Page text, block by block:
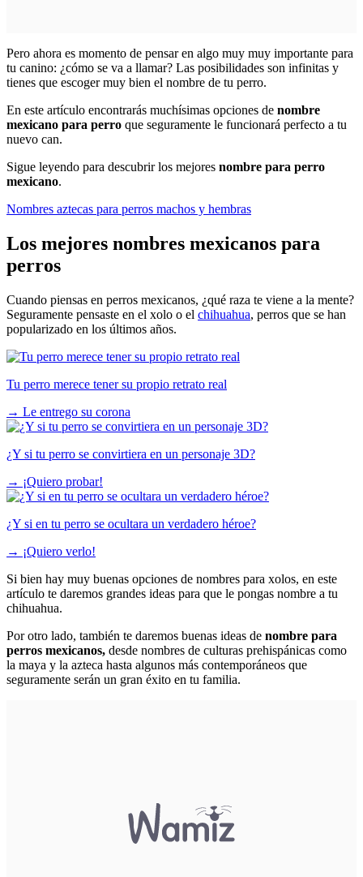
Pero ahora es momento de pensar en algo muy muy importante para
tu canino: ¿cómo se va a llamar? Las posibilidades son infinitas y
tienes que escoger muy bien el nombre de tu perro.
En este artículo encontrarás muchísimas opciones de nombre
mexicano para perro que seguramente le funcionará perfecto a tu
nuevo can.
Sigue leyendo para descubrir los mejores nombre para perro
mexicano.
Nombres aztecas para perros machos y hembras
Los mejores nombres mexicanos para
perros
Cuando piensas en perros mexicanos, ¿qué raza te viene a la mente?
Seguramente pensaste en el xolo o el chihuahua, perros que se han
popularizado en los últimos años.
Tu perro merece tener su propio retrato real
→ Le entrego su corona
¿Y si tu perro se convirtiera en un personaje 3D?
→ ¡Quiero probar!
¿Y si en tu perro se ocultara un verdadero héroe?
→ ¡Quiero verlo!
Si bien hay muy buenas opciones de nombres para xolos, en este
artículo te daremos grandes ideas para que le pongas nombre a tu
chihuahua.
Por otro lado, también te daremos buenas ideas de nombre para
perros mexicanos, desde nombres de culturas prehispánicas como
la maya y la azteca hasta algunos más contemporáneos que
seguramente serán un gran éxito en tu familia.